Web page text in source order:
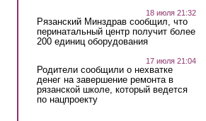
18 июля 21:32
Рязанский Минздрав сообщил, что
перинатальный центр получит более
200 единиц оборудования
17 июля 21:04
Родители сообщили о нехватке
денег на завершение ремонта в
рязанской школе, который ведется
по нацпроекту